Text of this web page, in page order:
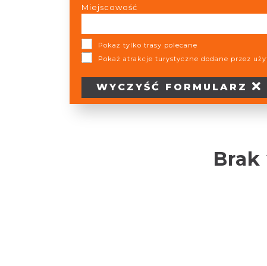
Miejscowość
Pokaż tylko trasy polecane
Pokaż atrakcje turystyczne dodane przez
WYCZYŚĆ FORMULARZ